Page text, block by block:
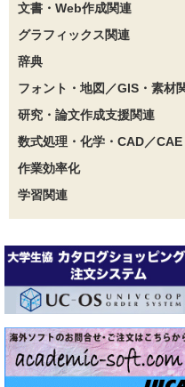
文書・Web作成関連
グラフィックス関連
辞典
フォント・地図／GIS・素材
研究・論文作成支援関連
数式処理・化学・CAD／
作業効率化
学習関連